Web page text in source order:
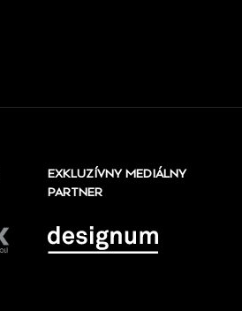
EXKLUZÍVNY MEDIÁLNY
PARTNER